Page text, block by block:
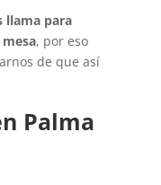
llama para
, por eso
de que así
Palma